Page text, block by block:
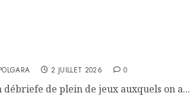
2 JUILLET 2026 0
débriefe de plein de jeux auxquels on a...